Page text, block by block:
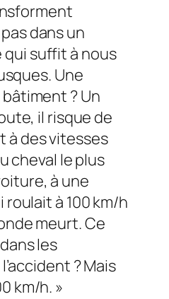
dans un
suffit à nous
Une
? Un
il risque de
à des vitesses
cheval le plus
à une
à 100 km/h
meurt. Ce
les
? Mais
km/h. »